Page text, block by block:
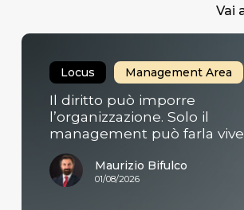
Vai
Il
diritto
imporre
l’organizzazione.
management
Locus Management Area
Il diritto può imporre
l’organizzazione. Solo il
management può farla
Maurizio Bifulco
01/08/2026